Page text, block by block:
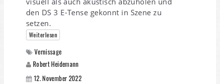
den DS 3 E-Tense gekonnt in Szene zu
setzen.
Weiterlesen
Vernissage
Robert Heidemann
12. November 2022